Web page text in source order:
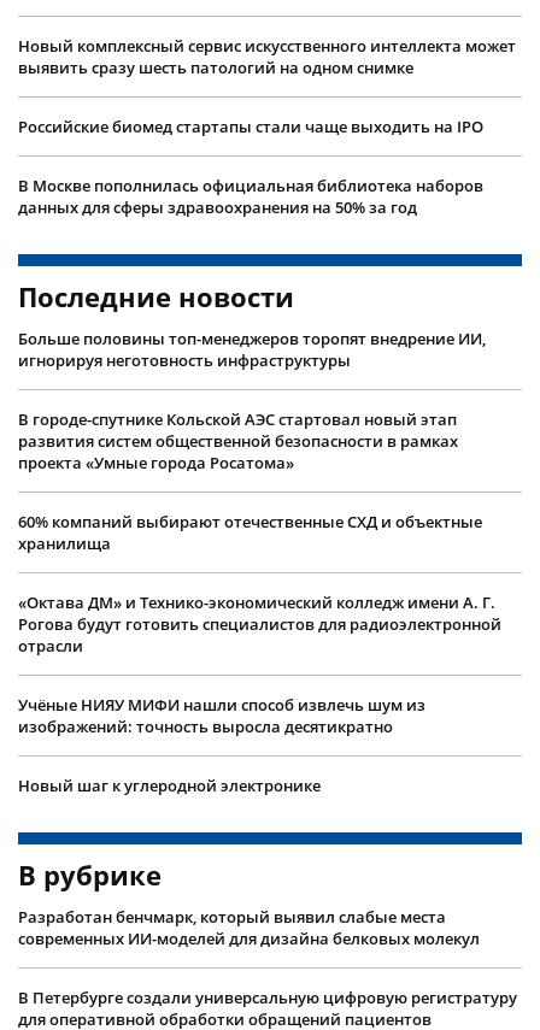
Новый комплексный сервис искусственного интеллекта может
выявить сразу шесть патологий на одном снимке
Российские биомед стартапы стали чаще выходить на IPO
В Москве пополнилась официальная библиотека наборов
данных для сферы здравоохранения на 50% за год
Последние новости
Больше половины топ-менеджеров торопят внедрение ИИ,
игнорируя неготовность инфраструктуры
В городе-спутнике Кольской АЭС стартовал новый этап
развития систем общественной безопасности в рамках
проекта «Умные города Росатома»
60% компаний выбирают отечественные СХД и объектные
хранилища
«Октава ДМ» и Технико-экономический колледж имени А. Г.
Рогова будут готовить специалистов для радиоэлектронной
отрасли
Учëные НИЯУ МИФИ нашли способ извлечь шум из
изображений: точность выросла десятикратно
Новый шаг к углеродной электронике
В рубрике
Разработан бенчмарк, который выявил слабые места
современных ИИ-моделей для дизайна белковых молекул
В Петербурге создали универсальную цифровую регистратуру
для оперативной обработки обращений пациентов